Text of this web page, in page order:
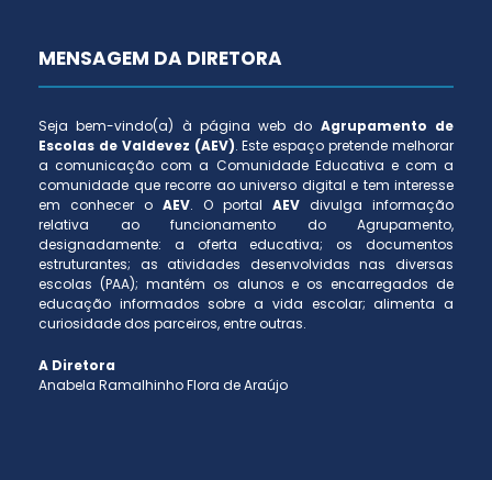
MENSAGEM DA DIRETORA
Seja bem-vindo(a) à página web do Agrupamento de
Escolas de Valdevez (AEV). Este espaço pretende melhorar
a comunicação com a Comunidade Educativa e com a
comunidade que recorre ao universo digital e tem interesse
em conhecer o AEV. O portal AEV divulga informação
relativa ao funcionamento do Agrupamento,
designadamente: a oferta educativa; os documentos
estruturantes; as atividades desenvolvidas nas diversas
escolas (PAA); mantém os alunos e os encarregados de
educação informados sobre a vida escolar; alimenta a
curiosidade dos parceiros, entre outras.
A Diretora
Anabela Ramalhinho Flora de Araújo